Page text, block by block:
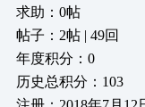
求助：0帖
帖子：2帖 | 49回
年度积分：0
历史总积分：103